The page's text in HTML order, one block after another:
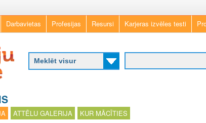
Skip
to
Darbavietas Profesijas Resursi Karjeras izvēles testi
ATTĒLU GALERIJA KUR MĀCĪTIES